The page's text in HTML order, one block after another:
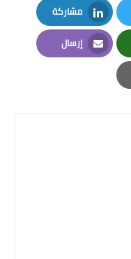
مشاركة
LinkedIn
إرسال
Email